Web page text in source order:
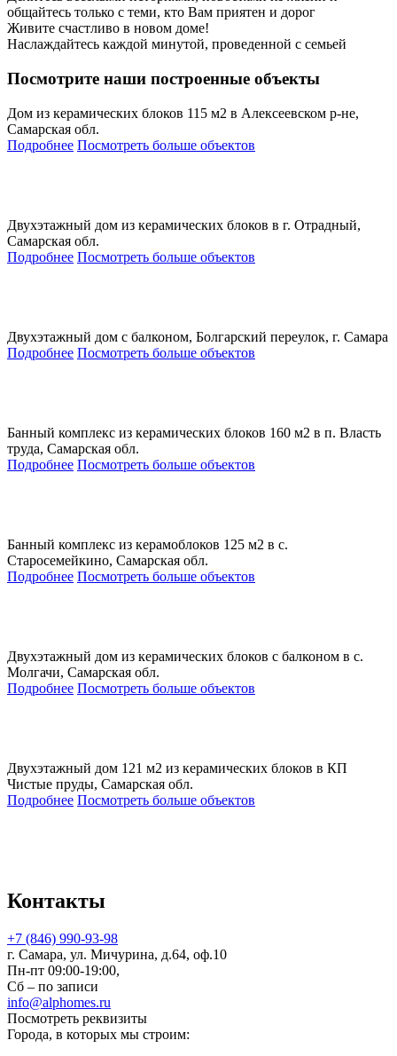
общайтесь только с теми, кто Вам приятен и дорог
Живите счастливо в новом доме!
Наслаждайтесь каждой минутой, проведенной с семьей
Посмотрите наши построенные объекты
Дом из керамических блоков 115 м2 в Алексеевском р-не,
Самарская обл.
Подробнее Посмотреть больше объектов
Двухэтажный дом из керамических блоков в г. Отрадный,
Самарская обл.
Подробнее Посмотреть больше объектов
Двухэтажный дом с балконом, Болгарский переулок, г. Самара
Подробнее Посмотреть больше объектов
Банный комплекс из керамических блоков 160 м2 в п. Власть
труда, Самарская обл.
Подробнее Посмотреть больше объектов
Банный комплекс из керамоблоков 125 м2 в с.
Старосемейкино, Самарская обл.
Подробнее Посмотреть больше объектов
Двухэтажный дом из керамических блоков с балконом в с.
Молгачи, Самарская обл.
Подробнее Посмотреть больше объектов
Двухэтажный дом 121 м2 из керамических блоков в КП
Чистые пруды, Самарская обл.
Подробнее Посмотреть больше объектов
Контакты
+7 (846) 990-93-98
г. Самара, ул. Мичурина, д.64, оф.10
Пн-пт 09:00-19:00,
Сб – по записи
info@alphomes.ru
Посмотреть реквизиты
Города, в которых мы строим: